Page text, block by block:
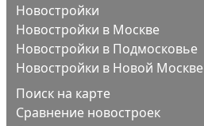
Новостройки
Новостройки в Москве
Новостройки в Подмосковье
Новостройки в Новой Москве
Поиск на карте
Сравнение новостроек